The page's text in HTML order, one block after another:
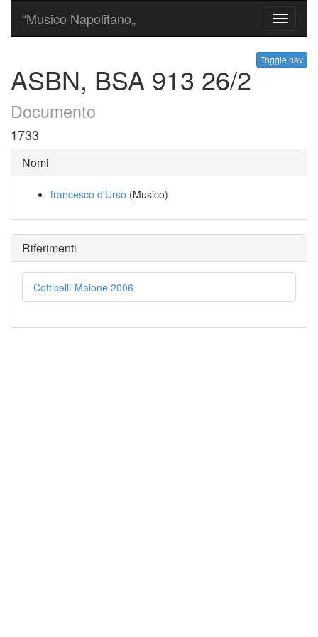
Toggle
“Musico Napolitano„
Toggle nav
ASBN, BSA 913 26/2
Documento
1733
Nomi
francesco d'Urso (Musico)
Riferimenti
Cotticelli-Maione 2006